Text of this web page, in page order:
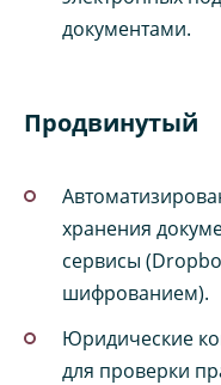
документами.
Продвинутый
хранения
сервисы
шифрованием).
Юридические
для проверки